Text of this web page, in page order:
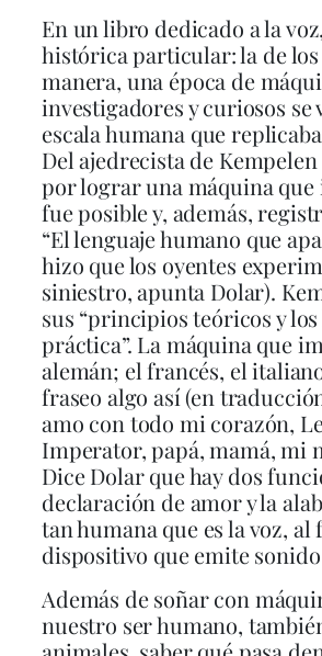
En un libro dedicado a la
histórica particular: la de
manera, una época de
investigadores y curiosos
escala humana que
Del ajedrecista de
por lograr una máquina que
fue posible y, además,
“El lenguaje humano que
hizo que los oyentes
siniestro, apunta Dolar).
sus “principios teóricos y
práctica”. La máquina que
alemán; el francés, el
fraseo algo así (en
amo con todo mi corazón,
Imperator, papá, mamá, mi
Dice Dolar que hay dos
declaración de amor y la
tan humana que es la voz,
dispositivo que emite
Además de soñar con
nuestro ser humano,